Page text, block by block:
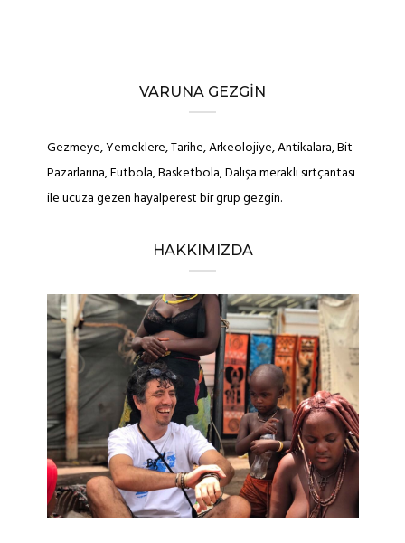
VARUNA GEZGIN
Gezmeye, Yemeklere, Tarihe, Arkeolojiye, Antikalara, Bit
Pazarlarına, Futbola, Basketbola, Dalışa meraklı sırtçantası
ile ucuza gezen hayalperest bir grup gezgin.
HAKKIMIZDA